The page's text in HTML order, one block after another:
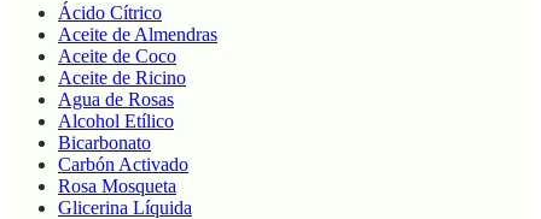
Ácido Cítrico
Aceite de Almendras
Aceite de Coco
Aceite de Ricino
Agua de Rosas
Alcohol Etílico
Bicarbonato
Carbón Activado
Rosa Mosqueta
Glicerina Líquida